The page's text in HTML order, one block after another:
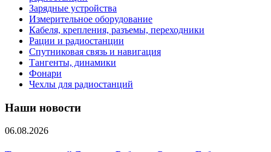
Зарядные устройства
Измерительное оборудование
Кабеля, крепления, разъемы, переходники
Рации и радиостанции
Спутниковая связь и навигация
Тангенты, динамики
Фонари
Чехлы для радиостанций
Наши новости
06.08.2026